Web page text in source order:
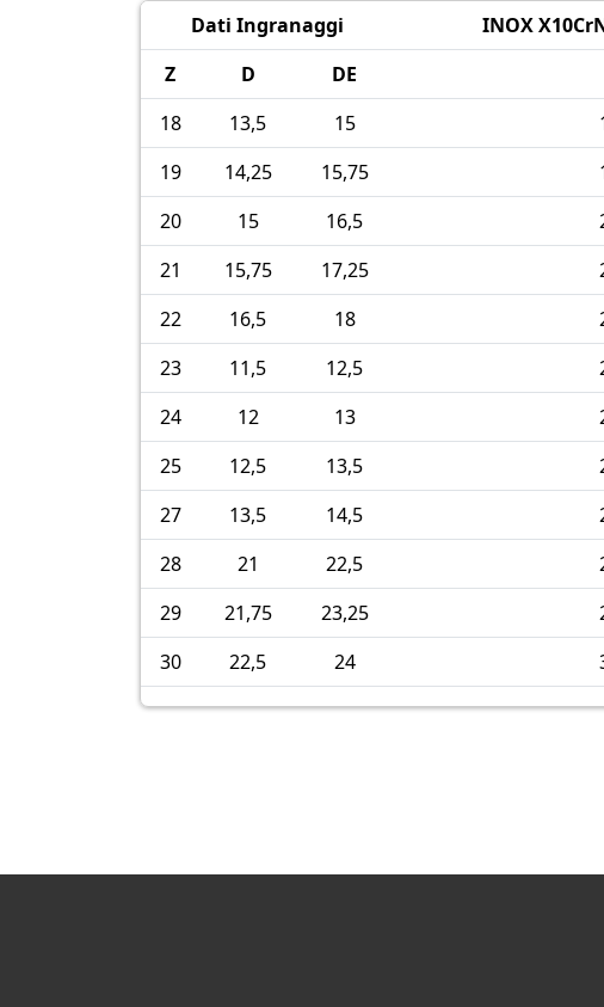
Dati Ingranaggi INOX
Z
D DE
18
13,5 15
19
14,25 15,75
20
15 16,5
21
15,75 17,25
22
16,5 18
23
11,5 12,5
24
12 13
25
12,5 13,5
27
13,5 14,5
28
21 22,5
29
21,75 23,25
30
22,5 24